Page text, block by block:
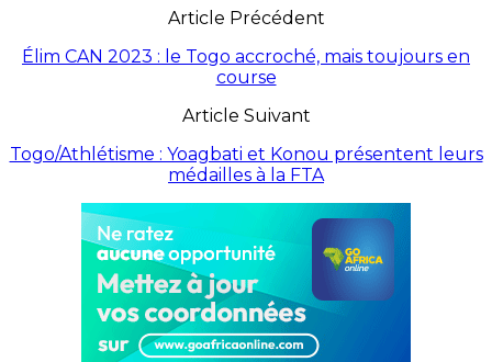
Article Précédent
Élim CAN 2023 : le Togo accroché, mais toujours en
course
Article Suivant
Togo/Athlétisme : Yoagbati et Konou présentent leurs
médailles à la FTA